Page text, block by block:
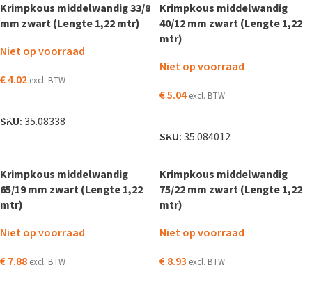
Krimpkous middelwandig 33/8
mm zwart (Lengte 1,22 mtr)
Niet op voorraad
€4.02 excl. BTW
SKU:35.08338
Krimpkous middelwandig
40/12 mm zwart (Lengte 1,22
mtr)
Niet op voorraad
€5.04 excl. BTW
SKU:35.084012
Krimpkous middelwandig
65/19 mm zwart (Lengte 1,22
mtr)
Niet op voorraad
€7.88 excl. BTW
Krimpkous middelwandig
75/22 mm zwart (Lengte 1,22
mtr)
Niet op voorraad
€8.93 excl. BTW